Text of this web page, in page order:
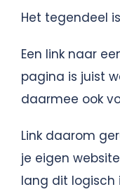
Het tegendeel
Een link naar
pagina is juist
daarmee ook
Link daarom
je eigen
lang dit logisch